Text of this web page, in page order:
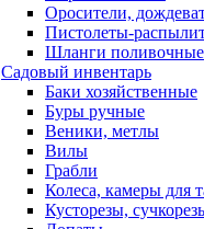
Оросители,
Пистолеты-
Шланги поливочные
Садовый инвентарь
Баки хозяйственные
Буры ручные
Веники, метлы
Вилы
Грабли
Колеса, камеры для
Кусторезы,